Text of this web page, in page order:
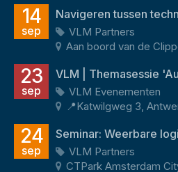
14
sep
VLM Partners
Aan boord van de
23
sep
VLM | Themasessie
VLM Evenementen
📍Katwilgweg 3,
24
sep
VLM Partners
CTPark Amsterdam